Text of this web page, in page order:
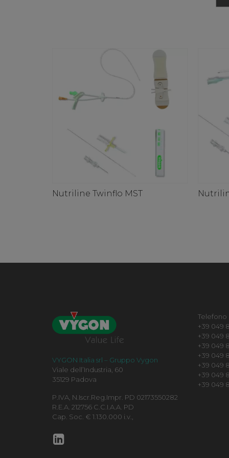
Nutriline Twinflo MST
VYGON Italia srl – Gruppo Vygon
Viale dell’Industria, 60
35129 Padova
P.IVA, N.Iscr.Reg.Impr. PD 02173550282
R.E.A. 212756 C.C.I.A.A. PD
Cap. Soc. € 1.130.000 i.v.,
Telefono
+39 049
+39 049
+39 049
+39 049
+39 049
+39 049
+39 049